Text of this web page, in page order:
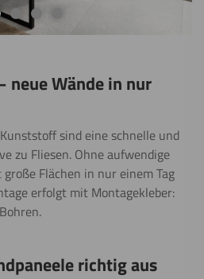
zur Folie 1
Gehe zur Folie 2
Gehe zur Folie 3
Gehe zur Folie 4
neue Wände in nur
sind eine schnelle und
zu Fliesen. Ohne aufwendige
Flächen in nur einem Tag
erfolgt mit Montagekleber:
richtig aus